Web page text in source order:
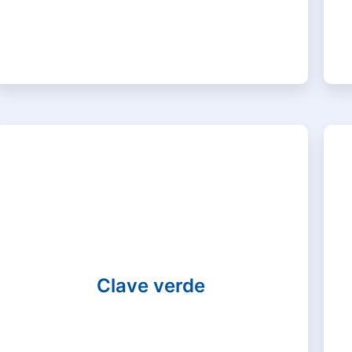
Clave verde
la vida del paciente ni haya que hacer un